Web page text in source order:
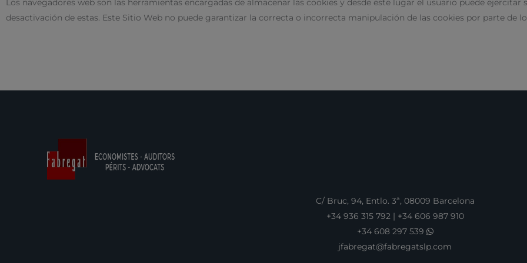
Los navegadores web son las herramientas encargadas de almacenar las cookies y desde este lugar el usuario puede ejercitar
desactivación de estas. Este Sitio Web no puede garantizar la correcta o incorrecta manipulación de las cookies por parte de
C/ Bruc, 94, Entlo. 3ª, 08009 Barcelona
+34 936 315 792| +34 606 987 910
+34 608 297 539
jfabregat@fabregatslp.com